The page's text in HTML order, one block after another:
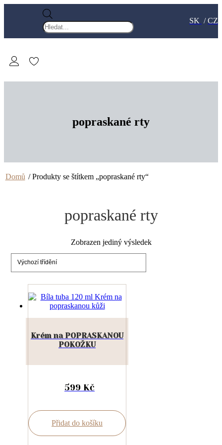
search
SK /CZ
popraskané rty
Domů / Produkty se štítkem „popraskané rty“
popraskané rty
Zobrazen jediný výsledek
Krém na POPRASKANOU
POKOŽKU
599 Kč
Přidat do košíku